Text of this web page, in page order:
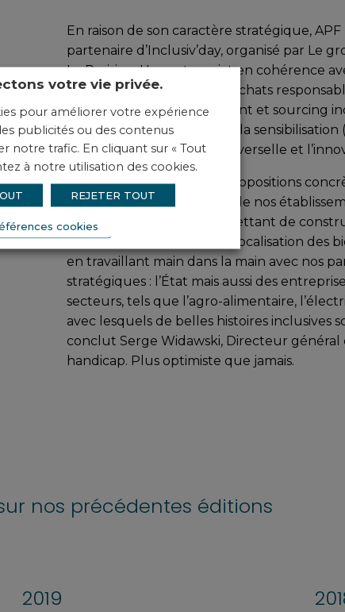
En raison de son caractère stratégique,
partenaire d’Inclusiv’day, organisé par Le
Le Parisien. Un partenariat en cohérence
nos marques dédiées aux achats
Entreprises), au recrutement et sourcing
intérim), à la formation et à la sensibilisation
ainsi qu’à la conception universelle et
“Nous travaillons sur des propositions
gouvernement pour faire de nos
de chaque territoire, permettant de
inclusifs au service de la relocalisation des
en travaillant main dans la main avec nos
stratégiques : l’État mais aussi des
secteurs, tels que l’agro-alimentaire,
avec lesquels de belles histoires inclusives
conclut Serge Widawski, Directeur général
handicap. Plus optimiste que jamais.
nos précédentes éditions
2019
votre vie privée.
pour améliorer votre expérience
publicités ou des contenus
notre trafic. En cliquant sur « Tout
à notre utilisation des cookies.
REJETER TOUT
cookies